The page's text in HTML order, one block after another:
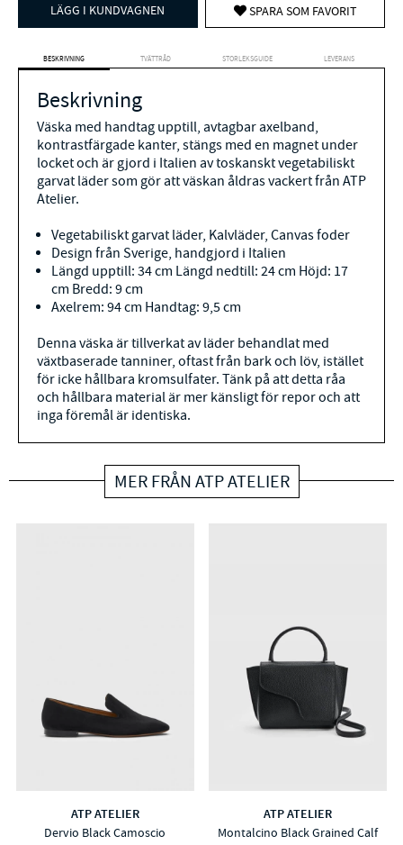
LÄGG I KUNDVAGNEN SPARA SOM FAVORIT
BESKRIVNING TVÄTTRÅD STORLEKSGUIDE LEVERANS
Beskrivning
Väska med handtag upptill, avtagbar axelband,
kontrastfärgade kanter, stängs med en magnet under
locket och är gjord i Italien av toskanskt vegetabiliskt
garvat läder som gör att väskan åldras vackert från ATP
Atelier.
Vegetabiliskt garvat läder, Kalvläder, Canvas foder
Design från Sverige, handgjord i Italien
Längd upptill: 34 cm Längd nedtill: 24 cm Höjd: 17
cm Bredd: 9 cm
Axelrem: 94 cm Handtag: 9,5 cm
Denna väska är tillverkat av läder behandlat med
växtbaserade tanniner, oftast från bark och löv, istället
för icke hållbara kromsulfater. Tänk på att detta råa
och hållbara material är mer känsligt för repor och att
inga föremål är identiska.
MER FRÅN ATP ATELIER
ATP ATELIER
Dervio Black Camoscio
ATP ATELIER
Montalcino Black Grained Calf